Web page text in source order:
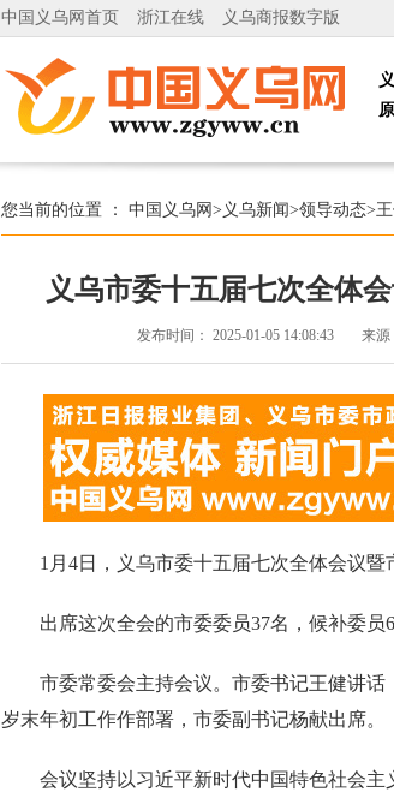
中国义乌网首页 浙江在线 义乌商报数字版
您当前的位置 ： 中国义乌网 > 义乌新闻>领导动态>
义乌市委十五届七次全体
发布时间： 2025-01-05 14:08:43 来源
1月4日，义乌市委十五届七次全体会议暨
出席这次全会的市委委员37名，候补委员6
市委常委会主持会议。市委书记王健讲话
岁末年初工作作部署，市委副书记杨献出席。
会议坚持以习近平新时代中国特色社会主